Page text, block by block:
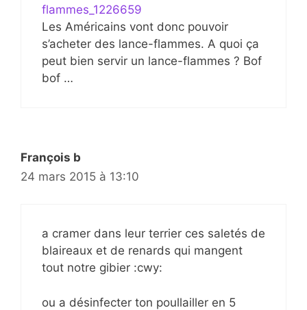
flammes_1226659
Les Américains vont donc pouvoir
s’acheter des lance-flammes. A quoi ça
peut bien servir un lance-flammes ? Bof
bof …
François b
24 mars 2015 à 13:10
a cramer dans leur terrier ces saletés de
blaireaux et de renards qui mangent
tout notre gibier :cwy:
ou a désinfecter ton poullailler en 5